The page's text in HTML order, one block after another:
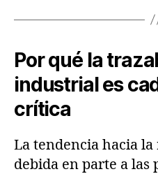
Por qué la
industrial es
crítica
La tendencia hacia
debida en parte a las